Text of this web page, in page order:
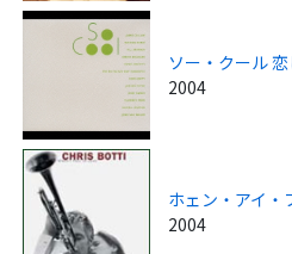
ソー・クール
2004
ホェン・アイ・
2004